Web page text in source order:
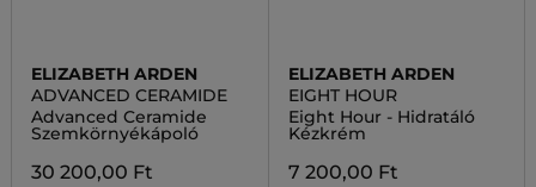
ELIZABETH ARDEN
ADVANCED CERAMIDE
Advanced Ceramide
Szemkörnyékápoló
30 200,00 Ft
ELIZABETH ARDEN
EIGHT HOUR
Eight Hour - Hidratáló
Kézkrém
7 200,00 Ft